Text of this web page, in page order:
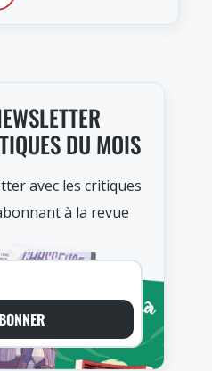
DU MOIS
avec les critiques
à la revue